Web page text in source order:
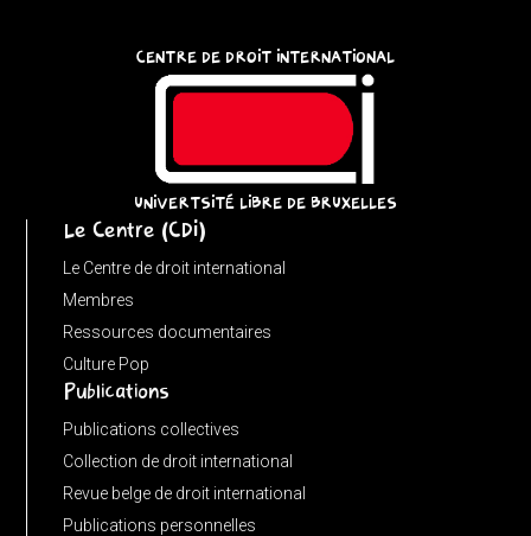
input
URL(input,
window.location.href);
u.pathname.toLowerCase().replace(/\/+$/,
CENTRE DE DROIT INTERNATIONAL
UNIVERTSITÉ LIBRE DE BRUXELLES
Le Centre (CDI)
Le Centre de droit international
Membres
Ressources documentaires
Culture Pop
Publications
Publications collectives
Collection de droit international
Revue belge de droit international
Publications personnelles